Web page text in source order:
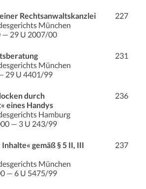
Rechtsanwaltskanzlei
München
— 29 U 2007/00
227
München
29 U 4401/99
231
durch
eines Handys
Hamburg
— 3 U 243/99
236
gemäß § 5 II, III
München
— 6 U 5475/99
237